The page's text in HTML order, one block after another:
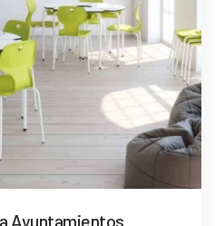
Ayuntamientos